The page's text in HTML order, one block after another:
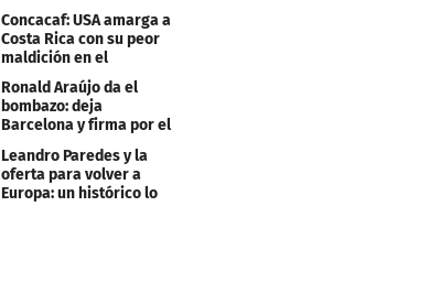
Concacaf: USA amarga a
Costa Rica con su peor
maldición en el
premundial Sub-20
Ronald Araújo da el
bombazo: deja
Barcelona y firma por el
club menos pensado
Leandro Paredes y la
oferta para volver a
Europa: un histórico lo